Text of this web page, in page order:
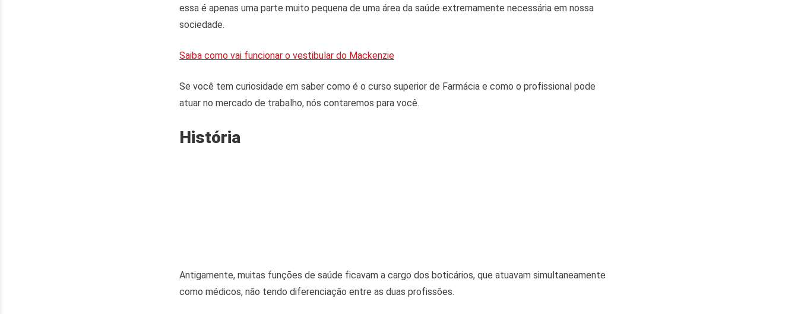
essa é apenas uma parte muito pequena de uma área da saúde extremamente necessária em nossa
sociedade.
Saiba como vai funcionar o vestibular do Mackenzie
Se você tem curiosidade em saber como é o curso superior de Farmácia e como o profissional pode
atuar no mercado de trabalho, nós contaremos para você.
História
Antigamente, muitas funções de saúde ficavam a cargo dos boticários, que atuavam simultaneamente
como médicos, não tendo diferenciação entre as duas profissões.